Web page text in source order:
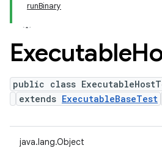
runBinary
Executable
public class
extends ExecutableBaseTest
java.lang.Object